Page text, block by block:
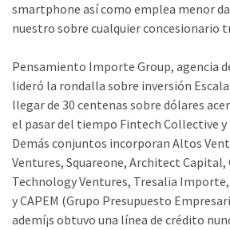
smartphone así­ como emplea menor
nuestro sobre cualquier concesionario
Pensamiento Importe Group, agencia
lideró la rondalla sobre inversión
llegar de 30 centenas sobre dólares
el pasar del tiempo Fintech Collective y
Demás conjuntos incorporan Altos
Ventures, Squareone, Architect
Technology Ventures, Tresalia
y CAPEM (Grupo Presupuesto
ademí¡s obtuvo una línea de crédito